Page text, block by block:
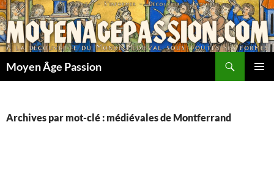
Aller
au
contenu
Moyen Âge Passion
Archives par mot-clé : médiévales de Montferrand